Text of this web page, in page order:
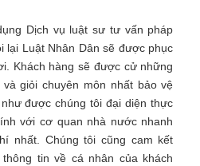
Dịch vụ luật sư tư vấn pháp
lại Luật Nhân Dân sẽ được phục
Khách hàng sẽ được cử những
giỏi chuyên môn nhất bảo vệ
được chúng tôi đại diện thực
với cơ quan nhà nước nhanh
nhất. Chúng tôi cũng cam kết
tin về cá nhân của khách